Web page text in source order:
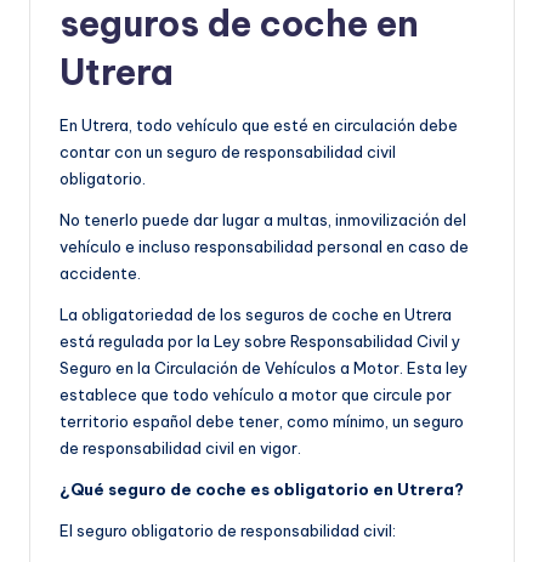
seguros de coche en
Utrera
En Utrera, todo vehículo que esté en circulación debe
contar con un seguro de responsabilidad civil
obligatorio.
No tenerlo puede dar lugar a multas, inmovilización del
vehículo e incluso responsabilidad personal en caso de
accidente.
La obligatoriedad de los seguros de coche en Utrera
está regulada por la Ley sobre Responsabilidad Civil y
Seguro en la Circulación de Vehículos a Motor. Esta ley
establece que todo vehículo a motor que circule por
territorio español debe tener, como mínimo, un seguro
de responsabilidad civil en vigor.
¿Qué seguro de coche es obligatorio en Utrera?
El seguro obligatorio de responsabilidad civil: